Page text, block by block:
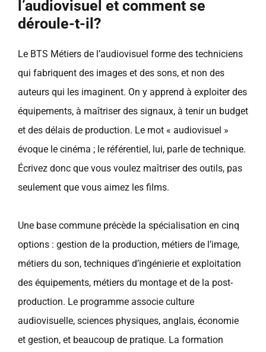
l’audiovisuel et comment se
déroule-t-il?
Le BTS Métiers de l’audiovisuel forme des techniciens
qui fabriquent des images et des sons, et non des
auteurs qui les imaginent. On y apprend à exploiter des
équipements, à maîtriser des signaux, à tenir un budget
et des délais de production. Le mot « audiovisuel »
évoque le cinéma ; le référentiel, lui, parle de technique.
Écrivez donc que vous voulez maîtriser des outils, pas
seulement que vous aimez les films.
Une base commune précède la spécialisation en cinq
options : gestion de la production, métiers de l’image,
métiers du son, techniques d’ingénierie et exploitation
des équipements, métiers du montage et de la post-
production. Le programme associe culture
audiovisuelle, sciences physiques, anglais, économie
et gestion, et beaucoup de pratique. La formation